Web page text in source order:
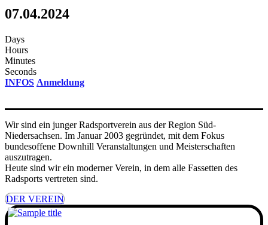
07.04.2024
Days
Hours
Minutes
Seconds
INFOS Anmeldung
Wir sind ein junger Radsportverein aus der Region Süd-
Niedersachsen. Im Januar 2003 gegründet, mit dem Fokus
bundesoffene Downhill Veranstaltungen und Meisterschaften
auszutragen.
Heute sind wir ein moderner Verein, in dem alle Fassetten des
Radsports vertreten sind.
DER VEREIN